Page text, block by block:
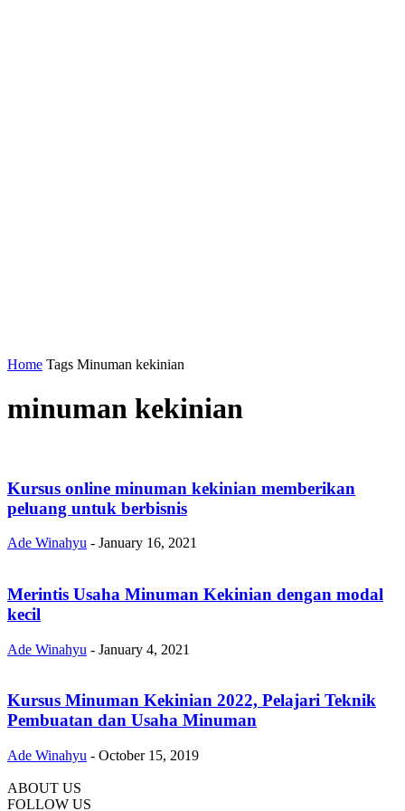
Home Tags Minuman kekinian
minuman kekinian
Kursus online minuman kekinian memberikan
peluang untuk berbisnis
Ade Winahyu - January 16, 2021
Merintis Usaha Minuman Kekinian dengan modal
kecil
Ade Winahyu - January 4, 2021
Kursus Minuman Kekinian 2022, Pelajari Teknik
Pembuatan dan Usaha Minuman
Ade Winahyu - October 15, 2019
ABOUT US
FOLLOW US